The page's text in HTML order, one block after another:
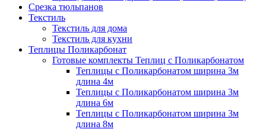
Срезка тюльпанов
Текстиль
Текстиль для дома
Текстиль для кухни
Теплицы Поликарбонат
Готовые комплекты Теплиц с Поликарбонатом
Теплицы с Поликарбонатом ширина 3м
длина 4м
Теплицы с Поликарбонатом ширина 3м
длина 6м
Теплицы с Поликарбонатом ширина 3м
длина 8м